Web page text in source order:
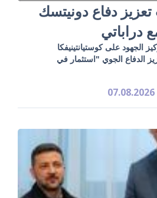
دفاع دونيتسك
دراباتي
الجهود على كوستيانتينيفكا
الدفاع الجوي "استثمار في
07.08.2026